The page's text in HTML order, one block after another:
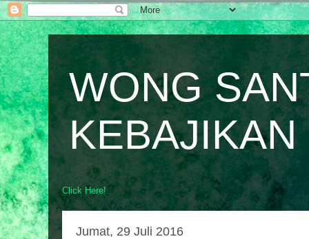
WONG
KEBAJIKAN
Click Here!
Jumat, 29 Juli 2016